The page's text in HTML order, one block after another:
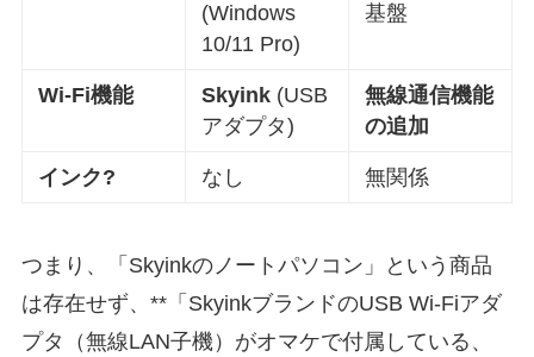
(Windows
10/11 Pro)
基盤
Wi-Fi機能 Skyink (USB
アダプタ)
無線通信機能
の追加
インク? なし 無関係
つまり、「Skyinkのノートパソコン」という商品
は存在せず、**「SkyinkブランドのUSB Wi-Fiアダ
プタ（無線LAN子機）がオマケで付属している、